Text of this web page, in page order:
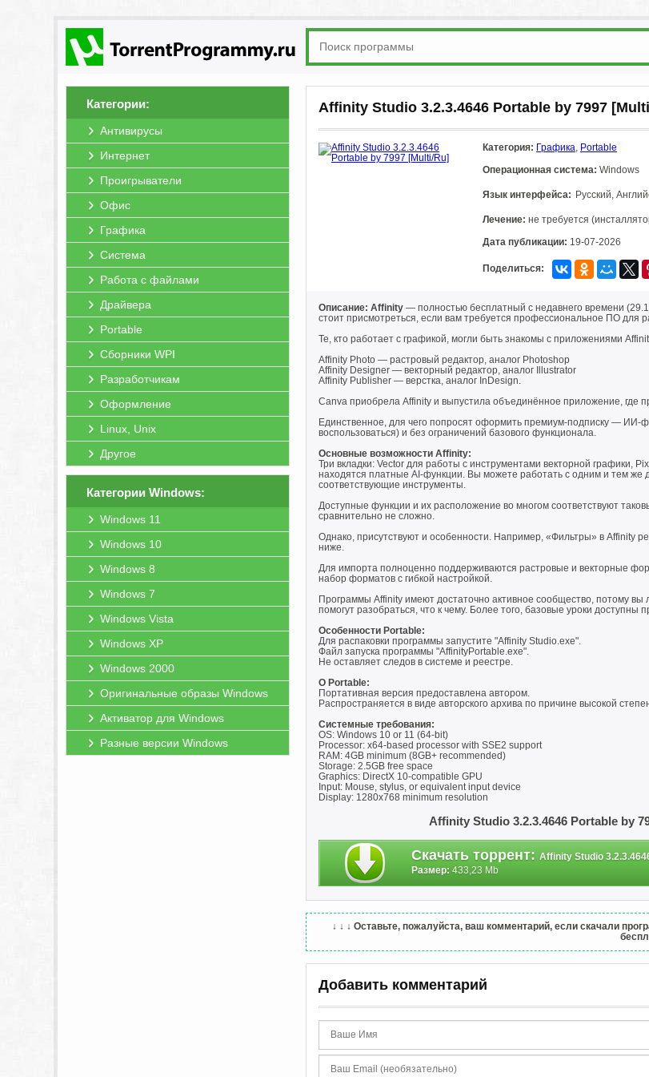
Категории:
Антивирусы
Интернет
Проигрыватели
Офис
Графика
Система
Работа с файлами
Драйвера
Portable
Сборники WPI
Разработчикам
Оформление
Linux, Unix
Другое
Категории Windows:
Windows 11
Windows 10
Windows 8
Windows 7
Windows Vista
Windows XP
Windows 2000
Оригинальные образы Windows
Активатор для Windows
Разные версии Windows
Affinity Studio 3.2.3.4646 Portable by 7997
Категория: Графика, Portable
Операционная система: Windows
Язык интерфейса: Русский,
Лечение: не требуется
Дата публикации: 19-07-2026
Поделиться:
Описание: Affinity — полностью бесплатный с недавнего времени
стоит присмотреться, если вам требуется профессиональное ПО для
Те, кто работает с графикой, могли быть знакомы с приложениями
Affinity Photo — растровый редактор, аналог Photoshop
Affinity Designer — векторный редактор, аналог Illustrator
Affinity Publisher — верстка, аналог InDesign.
Canva приобрела Affinity и выпустила объединённое приложение, где
Единственное, для чего попросят оформить премиум-подписку — ИИ-
воспользоваться) и без ограничений базового функционала.
Основные возможности Affinity:
Три вкладки: Vector для работы с инструментами векторной графики,
находятся платные AI-функции. Вы можете работать с одним и тем же
соответствующие инструменты.
Доступные функции и их расположение во многом соответствуют
сравнительно не сложно.
Однако, присутствуют и особенности. Например, «Фильтры» в Affinity
ниже.
Для импорта полноценно поддерживаются растровые и векторные
набор форматов с гибкой настройкой.
Программы Affinity имеют достаточно активное сообщество, потому вы
помогут разобраться, что к чему. Более того, базовые уроки
Особенности Portable:
Для распаковки программы запустите "Affinity Studio.exe".
Файл запуска программы "AffinityPortable.exe".
Не оставляет следов в системе и реестре.
O Portable:
Портативная версия предоставлена автором.
Распространяется в виде авторского архива по причине высокой
Системные требования:
OS: Windows 10 or 11 (64-bit)
Processor: x64-based processor with SSE2 support
RAM: 4GB minimum (8GB+ recommended)
Storage: 2.5GB free space
Graphics: DirectX 10-compatible GPU
Input: Mouse, stylus, or equivalent input device
Display: 1280x768 minimum resolution
Affinity Studio 3.2.3.4646 Portable by
Скачать торрент: Affinity Studio
Размер: 433,23 Mb
↓ ↓ ↓ Оставьте, пожалуйста, ваш комментарий, если скачали
Добавить комментарий